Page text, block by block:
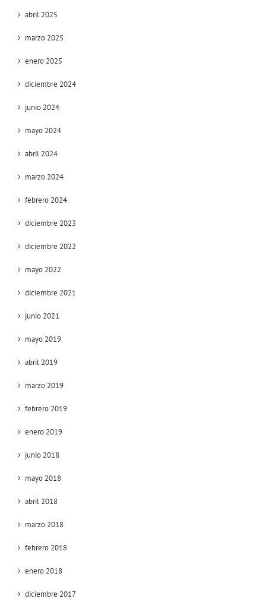
abril 2025
marzo 2025
enero 2025
diciembre 2024
junio 2024
mayo 2024
abril 2024
marzo 2024
febrero 2024
diciembre 2023
diciembre 2022
mayo 2022
diciembre 2021
junio 2021
mayo 2019
abril 2019
marzo 2019
febrero 2019
enero 2019
junio 2018
mayo 2018
abril 2018
marzo 2018
febrero 2018
enero 2018
diciembre 2017